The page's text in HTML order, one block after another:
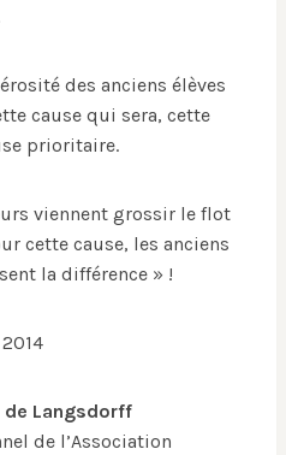
des anciens élèves
cause qui sera, cette
prioritaire.
viennent grossir le flot
cette cause, les anciens
la différence » !
de Langsdorff
de l’Association